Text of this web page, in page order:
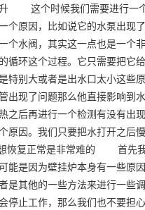
升 这个时候我们需要进行一
个原因，比如说它的水泵出现
水阀，其实这一点也是一个非
环这个过程。它只需要把它给
特别大或者是出水口太小这些
出现了问题那么他直接影响到
之后再进行一个检测有没有出
原因。我们只要把水打开之后
恢复正常是非常难的 首先
能是因为壁挂炉本身有一些原
是其他的一些方法来进行一些
停止工作，那么我们也不要担